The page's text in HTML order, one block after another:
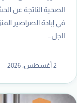
الصحية الناتجة عن
في إبادة الصراصير
الجل…
2 أغسطس، 2026